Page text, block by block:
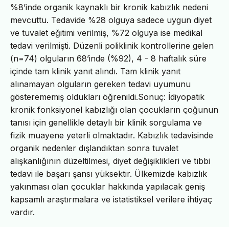
%8’inde organik kaynaklı bir kronik kabızlık nedeni
mevcuttu. Tedavide %28 olguya sadece uygun diyet
ve tuvalet eğitimi verilmiş, %72 olguya ise medikal
tedavi verilmişti. Düzenli poliklinik kontrollerine gelen
(n=74) olguların 68’inde (%92), 4 - 8 haftalık süre
içinde tam klinik yanıt alındı. Tam klinik yanıt
alınamayan olguların gereken tedavi uyumunu
gösterememiş oldukları öğrenildi.Sonuç: İdiyopatik
kronik fonksiyonel kabızlığı olan çocukların çoğunun
tanısı için genellikle detaylı bir klinik sorgulama ve
fizik muayene yeterli olmaktadır. Kabızlık tedavisinde
organik nedenler dışlandıktan sonra tuvalet
alışkanlığının düzeltilmesi, diyet değişiklikleri ve tıbbi
tedavi ile başarı şansı yüksektir. Ülkemizde kabızlık
yakınması olan çocuklar hakkında yapılacak geniş
kapsamlı araştırmalara ve istatistiksel verilere ihtiyaç
vardır.